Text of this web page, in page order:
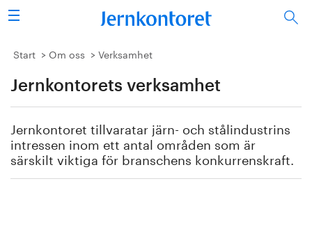
Sök
Stålindustrin
Vision 2050
Forskning/utbildning
Energi/miljö
Start Om oss Verksamhet
Jernkontorets verksamhet
Jernkontoret tillvaratar järn- och stålindustrins
intressen inom ett antal områden som är
särskilt viktiga för branschens konkurrenskraft.